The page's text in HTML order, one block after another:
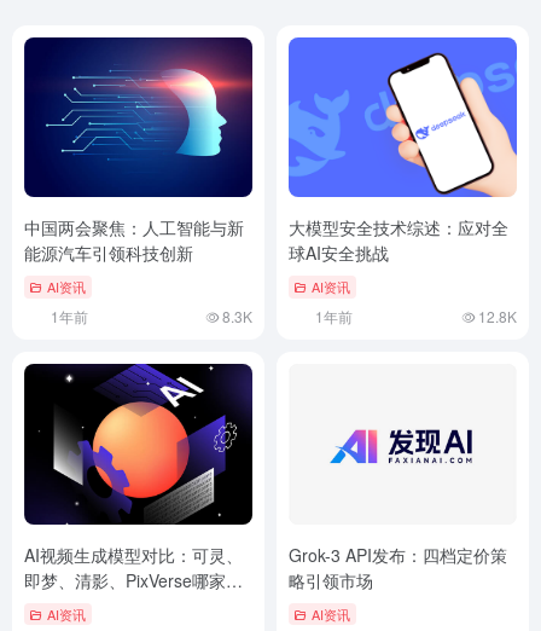
中国两会聚焦：人工智能与新
能源汽车引领科技创新
AI资讯
1年前 8.3K
大模型安全技术综述：应对全
球AI安全挑战
AI资讯
1年前 12.8K
AI视频生成模型对比：可灵、
即梦、清影、PixVerse哪家更
强？AI资讯
Grok-3 API发布：四档定价策
略引领市场
AI资讯